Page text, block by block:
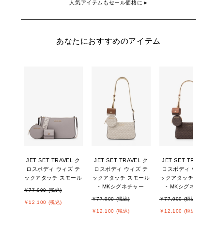
人気アイテムもセール価格に ▸
あなたにおすすめのアイテム
JET SET TRAVEL ク
ロスボディ ウィズ テ
ックアタッチ スモール
￥77,000 (税込)
￥12,100 (税込)
JET SET TRAVEL ク
ロスボディ ウィズ テ
ックアタッチ スモール
- MKシグネチャー
￥77,000 (税込)
￥12,100 (税込)
JET SET TRAVEL ク
ロスボディ ウィズ テ
ックアタッチ スモー
- MKシグネチャー
￥77,000 (税込)
￥12,100 (税込)